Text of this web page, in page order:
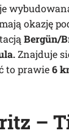
okazję
Bergün/
Znajduje
to prawie6
–